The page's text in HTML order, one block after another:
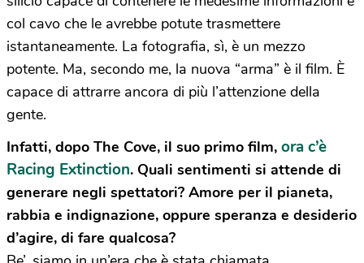
col cavo che le avrebbe potute trasmettere
istantaneamente. La fotografia, sì, è un mezzo
potente. Ma, secondo me, la nuova “arma” è il film. È
capace di attrarre ancora di più l’attenzione della
gente.
Infatti, dopo The Cove, il suo primo film, ora c’è
Racing Extinction. Quali sentimenti si attende di
generare negli spettatori? Amore per il pianeta,
rabbia e indignazione, oppure speranza e desiderio
d’agire, di fare qualcosa?